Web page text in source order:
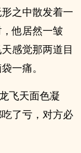
之中散发着一
他居然一皱
感觉那两道目
一痛。
飞天面色凝
了亏，对方必